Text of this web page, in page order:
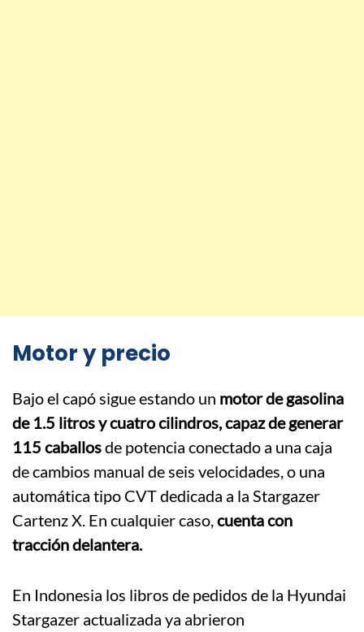
Motor y precio
Bajo el capó sigue estando un motor de gasolina
de 1.5 litros y cuatro cilindros, capaz de generar
115 caballosde potencia conectado a una caja
de cambios manual de seis velocidades, o una
automática tipo CVT dedicada a la Stargazer
Cartenz X. En cualquier caso, cuenta con
tracción delantera.
En Indonesia los libros de pedidos de la Hyundai
Stargazer actualizada ya abrieron